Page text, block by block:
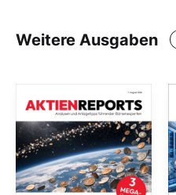
Weitere Ausgaben